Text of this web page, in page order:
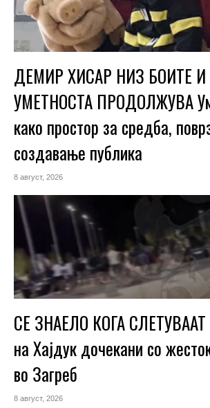
ДЕМИР ХИСАР НИЗ БОИТЕ
УМЕТНОСТА ПРОДОЛЖУВА
како простор за средба,
создавање публика
8 август, 2026
СЕ ЗНАЕЛО КОГА СЛЕТУВААТ
на Хајдук дочекани со
во Загреб
8 август, 2026